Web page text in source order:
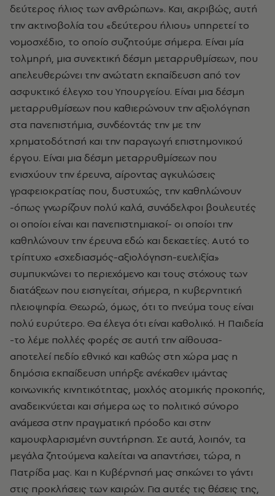
δεύτερος ήλιος των ανθρώπων». Και, ακριβώς, αυτή
την ακτινοβολία του «δεύτερου ήλιου» υπηρετεί το
νομοσχέδιο, το οποίο συζητούμε σήμερα. Είναι μία
τολμηρή, μια συνεκτική δέσμη μεταρρυθμίσεων, που
απελευθερώνει την ανώτατη εκπαίδευση από τον
ασφυκτικό έλεγχο του Υπουργείου. Είναι μια δέσμη
μεταρρυθμίσεων που καθιερώνουν την αξιολόγηση
στα πανεπιστήμια, συνδέοντάς την με την
χρηματοδότησή και την παραγωγή επιστημονικού
έργου. Είναι μια δέσμη μεταρρυθμίσεων που
ενισχύουν την έρευνα, αίροντας αγκυλώσεις
γραφειοκρατίας που, δυστυχώς, την καθηλώνουν
-όπως γνωρίζουν πολύ καλά, συνάδελφοι βουλευτές
οι οποίοι είναι και πανεπιστημιακοί- οι οποίοι την
καθηλώνουν την έρευνα εδώ και δεκαετίες. Αυτό το
τρίπτυχο «σχεδιασμός-αξιολόγηση-ευελιξία»
συμπυκνώνει το περιεχόμενο και τους στόχους των
διατάξεων που εισηγείται, σήμερα, η κυβερνητική
πλειοψηφία. Θεωρώ, όμως, ότι το πνεύμα τους είναι
πολύ ευρύτερο. Θα έλεγα ότι είναι καθολικό. Η Παιδεία
-το λέμε πολλές φορές σε αυτή την αίθουσα-
αποτελεί πεδίο εθνικό και καθώς στη χώρα μας η
δημόσια εκπαίδευση υπήρξε ανέκαθεν ιμάντας
κοινωνικής κινητικότητας, μοχλός ατομικής προκοπής,
αναδεικνύεται και σήμερα ως το πολιτικό σύνορο
ανάμεσα στην πραγματική πρόοδο και στην
καμουφλαρισμένη συντήρηση. Σε αυτά, λοιπόν, τα
μεγάλα ζητούμενα καλείται να απαντήσει, τώρα, η
Πατρίδα μας. Και η Κυβέρνησή μας σηκώνει το γάντι
στις προκλήσεις των καιρών. Για αυτές τις θέσεις της,